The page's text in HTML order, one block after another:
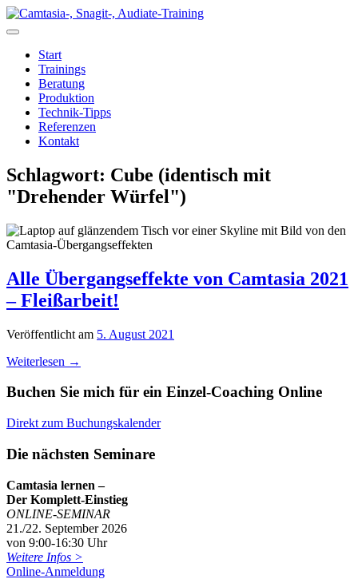
Zum
Inhalt
Start
Trainings
Beratung
Produktion
Technik-Tipps
Referenzen
Kontakt
Schlagwort: Cube (identisch mit
"Drehender Würfel")
Alle Übergangseffekte von Camtasia 2021
– Fleißarbeit!
Veröffentlicht am 5. August 2021
Weiterlesen →
Buchen Sie mich für ein Einzel-Coaching Online
Direkt zum Buchungskalender
Die nächsten Seminare
Camtasia lernen –
Der Komplett-Einstieg
ONLINE-SEMINAR
21./22. September 2026
von 9:00-16:30 Uhr
Weitere Infos >
Online-Anmeldung